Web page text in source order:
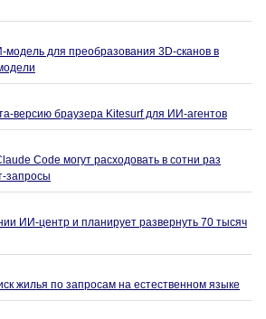
модель для преобразования 3D-сканов в
версию браузера Kitesurf для ИИ-агентов
Code могут расходовать в сотни раз
запросы
ИИ-центр и планирует развернуть 70 тысяч
жилья по запросам на естественном языке